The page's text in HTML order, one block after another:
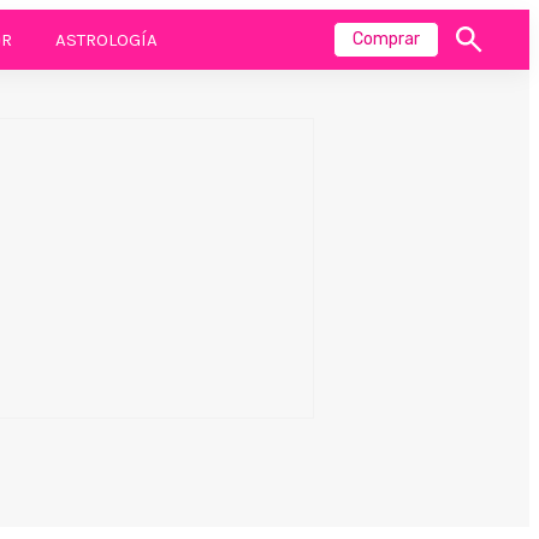
ASTROLOGÍA Comprar
Mostrar